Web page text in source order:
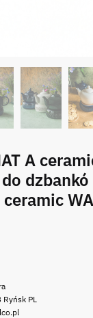
A
ceramic
Ryńsk PL